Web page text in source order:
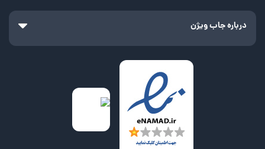
درباره جاب ویژن